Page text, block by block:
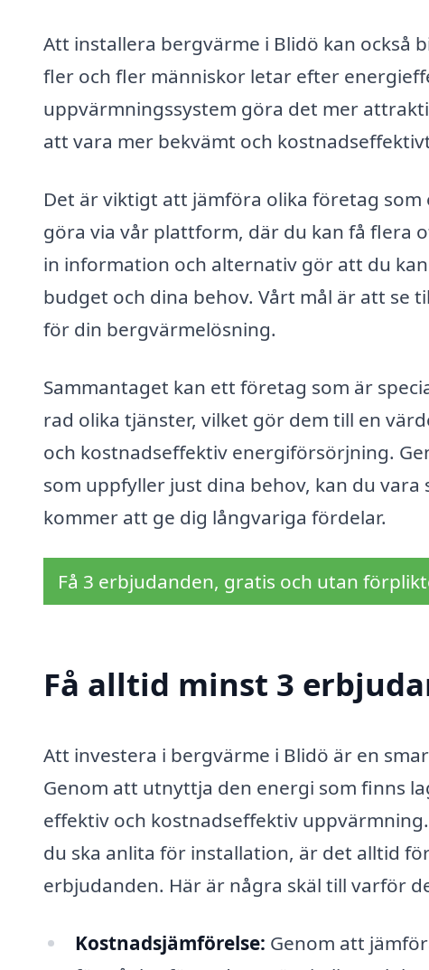
Att installera bergvärme i Blidö kan också
fler och fler människor letar efter
uppvärmningssystem göra det mer
att vara mer bekvämt och
Det är viktigt att jämföra olika företag
göra via vår plattform, där du kan få flera
in information och alternativ gör att du
budget och dina behov. Vårt mål är att se
för din bergvärmelösning.
Sammantaget kan ett företag som är
rad olika tjänster, vilket gör dem till en
och kostnadseffektiv energiförsörjning.
som uppfyller just dina behov, kan du
kommer att ge dig långvariga fördelar.
Få 3 erbjudanden, gratis och utan
Få alltid minst 3
Att investera i bergvärme i Blidö är en
Genom att utnyttja den energi som finns
effektiv och kostnadseffektiv
du ska anlita för installation, är det alltid
erbjudanden. Här är några skäl till varför
Kostnadsjämförelse: Genom att